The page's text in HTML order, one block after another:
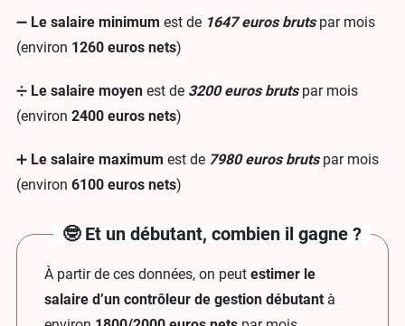
➖ Le salaire minimum est de 1647 euros brutspar mois
(environ 1260 euros nets)
➗ Le salaire moyen est de 3200 euros brutspar mois
(environ 2400 euros nets)
➕ Le salaire maximum est de 7980 euros brutspar mois
(environ 6100 euros nets)
🤓 Et un débutant, combien il gagne ?
À partir de ces données, on peut estimer le
salaire d’un contrôleur de gestion débutant à